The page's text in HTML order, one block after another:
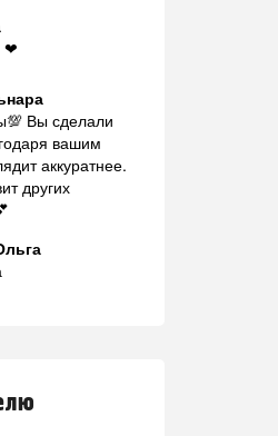
❤
Вы сделали
вашим
аккуратнее.
других